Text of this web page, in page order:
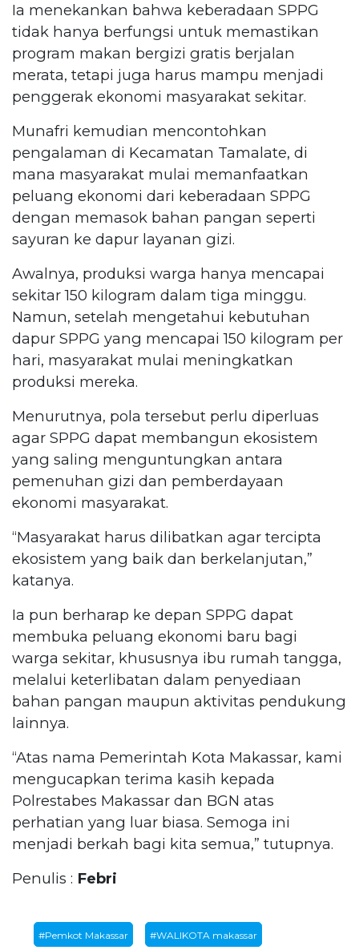
Ia menekankan bahwa keberadaan SPPG
tidak hanya berfungsi untuk memastikan
program makan bergizi gratis berjalan
merata, tetapi juga harus mampu menjadi
penggerak ekonomi masyarakat sekitar.
Munafri kemudian mencontohkan
pengalaman di Kecamatan Tamalate, di
mana masyarakat mulai memanfaatkan
peluang ekonomi dari keberadaan SPPG
dengan memasok bahan pangan seperti
sayuran ke dapur layanan gizi.
Awalnya, produksi warga hanya mencapai
sekitar 150 kilogram dalam tiga minggu.
Namun, setelah mengetahui kebutuhan
dapur SPPG yang mencapai 150 kilogram per
hari, masyarakat mulai meningkatkan
produksi mereka.
Menurutnya, pola tersebut perlu diperluas
agar SPPG dapat membangun ekosistem
yang saling menguntungkan antara
pemenuhan gizi dan pemberdayaan
ekonomi masyarakat.
“Masyarakat harus dilibatkan agar tercipta
ekosistem yang baik dan berkelanjutan,”
katanya.
Ia pun berharap ke depan SPPG dapat
membuka peluang ekonomi baru bagi
warga sekitar, khususnya ibu rumah tangga,
melalui keterlibatan dalam penyediaan
bahan pangan maupun aktivitas pendukung
lainnya.
“Atas nama Pemerintah Kota Makassar, kami
mengucapkan terima kasih kepada
Polrestabes Makassar dan BGN atas
perhatian yang luar biasa. Semoga ini
menjadi berkah bagi kita semua,” tutupnya.
Penulis : Febri
#Pemkot Makassar #WALIKOTA makassar